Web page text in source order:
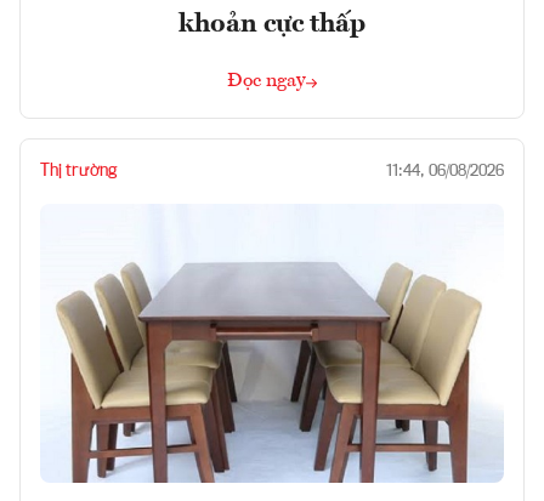
khoản cực thấp
Đọc ngay
Thị trường 11:44, 06/08/2026